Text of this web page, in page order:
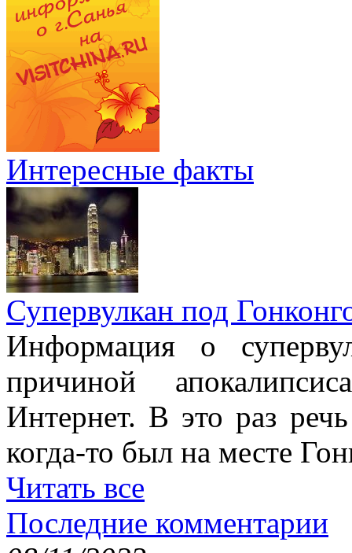
Интересные факты
Супервулкан под
Информация о
причиной
Интернет. В это раз
когда-то был на месте
Читать все
Последние комментарии